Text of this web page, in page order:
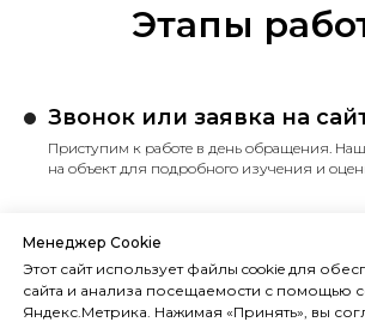
Этапы
Звонок или заявка на
Приступим к работе в день обращения.
на объект для подробного изучения и
Подбор оборудования
Подбираем несколько вариантов
и предоставляем понятную развернутую
Менеджер Cookie
Этот сайт использует файлы cookie для
сайта и анализа посещаемости с помощью
Яндекс.Метрика. Нажимая «Принять», вы